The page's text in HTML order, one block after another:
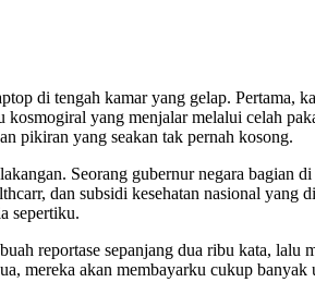
di tengah kamar yang gelap.
yang menjalar melalui celah
pikiran yang seakan tak pernah kosong.
Seorang gubernur negara bagian
dan subsidi kesehatan nasional
sepertiku.
reportase sepanjang dua ribu kata, lalu
mereka akan membayarku cukup